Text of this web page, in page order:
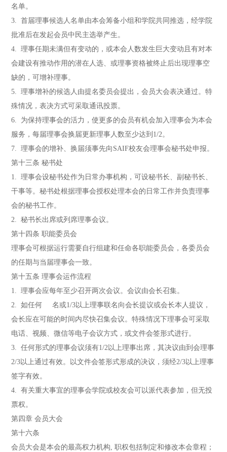
名单。
3. 首届理事候选人名单由本会筹备小组和学院共同推选，经学院
批准后在发起会员中民主选举产生。
4. 理事任期未满但有变动的，或本会人数发生巨大变动且有对本
会建设有推动作用的潜在人选、或理事资格被终止后出现理事空
缺的，可增补理事。
5. 理事增补的候选人由提名委员会提出，会员大会表决通过。特
殊情况，表决方式可采取通讯投票。
6. 为保持理事会的活力，使更多的会员有机会加入理事会为本会
服务，每届理事会换届更新理事人数至少达到1/2。
7. 理事会的增补、换届须事先向SAIF校友会理事会秘书处申报。
第十三条 秘书处
1. 理事会设秘书处作为日常办事机构，可设秘书长、副秘书长、
干事等。秘书处根据理事会授权处理本会的日常工作并负责理事
会的秘书工作。
2. 秘书长出席或列席理事会议。
第十四条 职能委员会
理事会可根据运行需要自行组建和任命各职能委员会，各委员会
的任期与当届理事会一致。
第十五条 理事会运作流程
1. 理事会应每年至少召开两次会议。会议由会长召集。
2. 如任何 名或1/3以上理事联名向会长提议或会长本人提议，
会长应在可能的时间内尽快召集会议。特殊情况下理事会可采取
电话、视频、微信等电子会议方式，或文件会签形式进行。
3. 任何形式的理事会议须有1/2以上理事出席，其决议由到会理事
2/3以上通过有效。以文件会签形式形成的决议，须经2/3以上理事
签字有效。
4. 有关重大事宜的理事会学院或校友会可以派代表参加，但无投
票权。
第四章 会员大会
第十六条
会员大会是本会的最高权力机构, 职权包括制定和修改本会章程；